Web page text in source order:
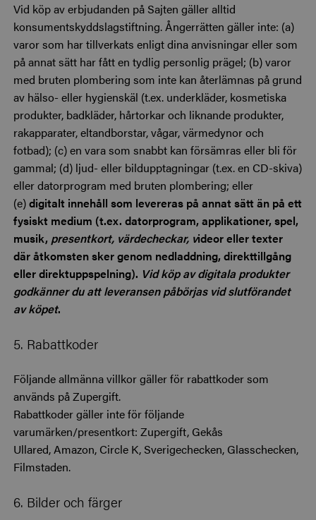
Vid köp av erbjudanden på Sajten gäller alltid
konsumentskyddslagstiftning. Ångerrätten gäller inte: (a)
varor som har tillverkats enligt dina anvisningar eller som
på annat sätt har fått en tydlig personlig prägel; (b) varor
med bruten plombering som inte kan återlämnas på grund
av hälso- eller hygienskäl (t.ex. underkläder, kosmetiska
produkter, badkläder, hårtorkar och liknande produkter,
rakapparater, eltandborstar, vågar, värmedynor och
fotbad); (c) en vara som snabbt kan försämras eller bli för
gammal; (d) ljud- eller bildupptagningar (t.ex. en CD-skiva)
eller datorprogram med bruten plombering; eller
(e)digitalt innehåll som levereras på annat sätt än på ett
fysiskt medium (t.ex. datorprogram, applikationer, spel,
musik, presentkort, värdecheckar, videor eller texter
där åtkomsten sker genom nedladdning, direkttillgång
eller direktuppspelning). Vid köp av digitala produkter
godkänner du att leveransen påbörjas vid slutförandet
av köpet.
5. Rabattkoder
Följande allmänna villkor gäller för rabattkoder som
används på Zupergift.
Rabattkoder gäller inte för följande
varumärken/presentkort: Zupergift, Gekås
Ullared, Amazon, Circle K, Sverigechecken, Glasschecken,
Filmstaden.
6. Bilder och färger